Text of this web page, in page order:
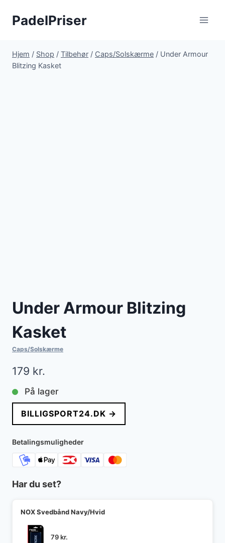
PadelPriser
Hjem / Shop / Tilbehør / Caps/Solskærme / Under Armour
Blitzing Kasket
Under Armour Blitzing
Kasket
Caps/Solskærme
179 kr.
På lager
BILLIGSPORT24.DK →
Betalingsmuligheder
Har du set?
NOX Svedbånd Navy/Hvid
79kr.